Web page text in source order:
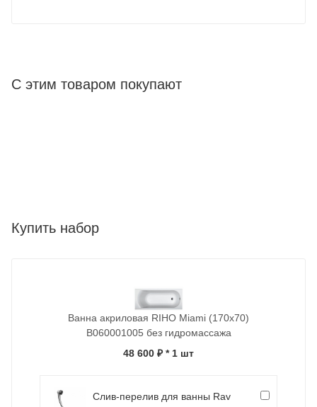
С этим товаром покупают
Купить набор
Ванна акриловая RIHO Miami (170x70)
B060001005 без гидромассажа
48 600 ₽ * 1 шт
Слив-перелив для ванны Rav